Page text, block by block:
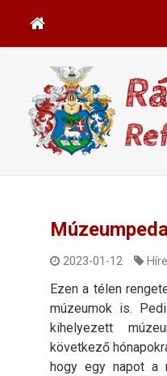
2023-01-12
Ezen a télen
múzeumok is.
kihelyezett
következő
hogy egy napot a